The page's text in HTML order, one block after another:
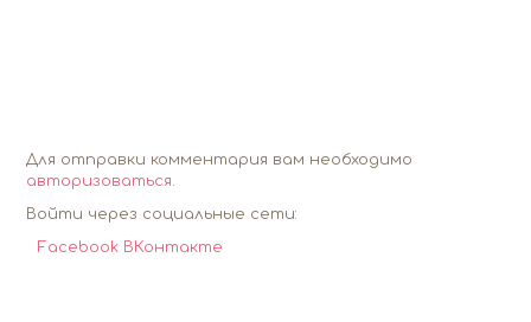
Для отправки комментария вам необходимо
авторизоваться.
Войти через социальные сети:
Facebook ВКонтакте